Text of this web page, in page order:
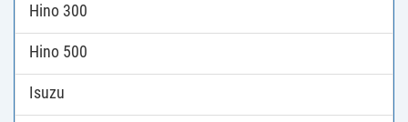
Hino 300
Hino 500
Isuzu